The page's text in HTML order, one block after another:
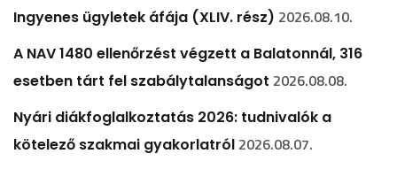
Ingyenes ügyletek áfája (XLIV. rész) 2026.08.10.
A NAV 1480 ellenőrzést végzett a Balatonnál, 316
esetben tárt fel szabálytalanságot 2026.08.08.
Nyári diákfoglalkoztatás 2026: tudnivalók a
kötelező szakmai gyakorlatról 2026.08.07.